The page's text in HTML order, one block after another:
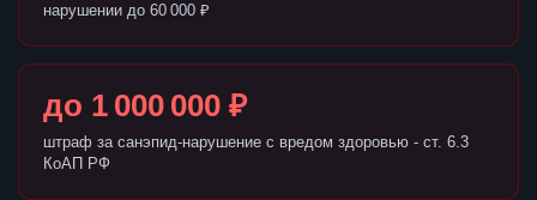
нарушении до 60 000 ₽
до 1 000 000 ₽
штраф за санэпид-нарушение с вредом здоровью - ст. 6.3
КоАП РФ